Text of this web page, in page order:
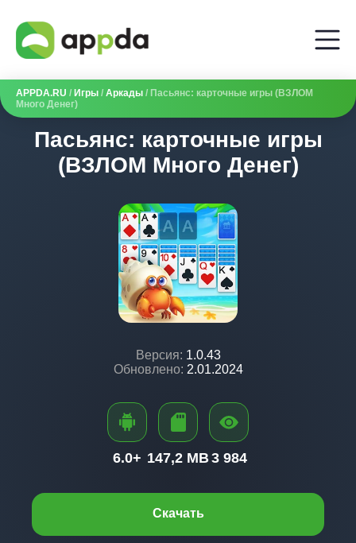
APPDA.RU / Игры / Аркады / Пасьянс: карточные игры (ВЗЛОМ
Много Денег)
Пасьянс: карточные игры
(ВЗЛОМ Много Денег)
Версия: 1.0.43
Обновлено: 2.01.2024
Скачать
6.0+ 147,2 MB3 984